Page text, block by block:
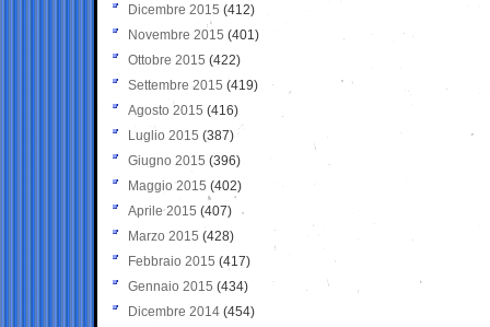
Dicembre 2015 (412)
Novembre 2015 (401)
Ottobre 2015 (422)
Settembre 2015 (419)
Agosto 2015 (416)
Luglio 2015 (387)
Giugno 2015 (396)
Maggio 2015 (402)
Aprile 2015 (407)
Marzo 2015 (428)
Febbraio 2015 (417)
Gennaio 2015 (434)
Dicembre 2014 (454)